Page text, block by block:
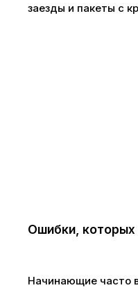
заезды и пакеты с
Ошибки, которых
Начинающие часто